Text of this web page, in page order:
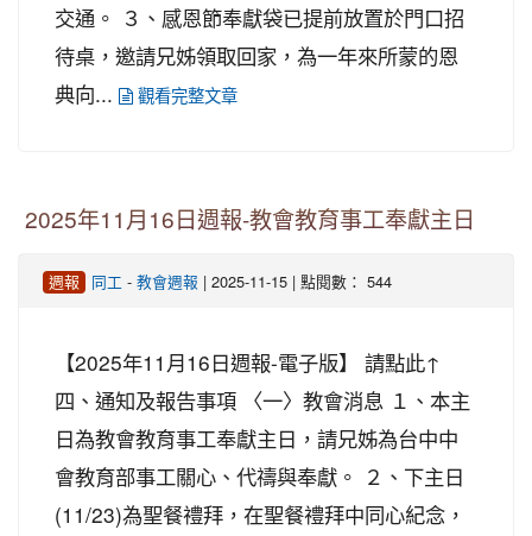
交通。 ３、感恩節奉獻袋已提前放置於門口招
待桌，邀請兄姊領取回家，為一年來所蒙的恩
典向...
觀看完整文章
2025年11月16日週報-教會教育事工奉獻主日
週報 同工 -教會週報 | 2025-11-15 | 點閱數： 544
【2025年11月16日週報-電子版】 請點此↑
四、通知及報告事項 〈一〉教會消息 １、本主
日為教會教育事工奉獻主日，請兄姊為台中中
會教育部事工關心、代禱與奉獻。 ２、下主日
(11/23)為聖餐禮拜，在聖餐禮拜中同心紀念，